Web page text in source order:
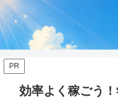
PR
効率よく稼ごう